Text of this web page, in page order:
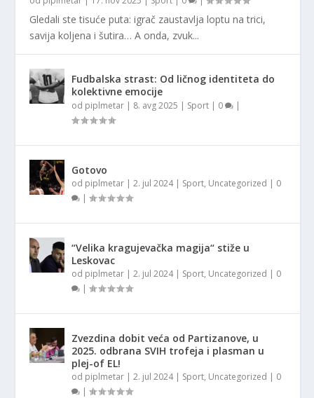
Gledali ste tisuće puta: igrač zaustavlja loptu na trici,
savija koljena i šutira… A onda, zvuk...
Fudbalska strast: Od ličnog identiteta do
kolektivne emocije
od piplmetar | 8. avg 2025 | Sport | 0 |
Gotovo
od piplmetar |2. jul 2024| Sport, Uncategorized | 0
|
“Velika kragujevačka magija“ stiže u
Leskovac
od piplmetar |2. jul 2024| Sport, Uncategorized | 0
|
Zvezdina dobit veća od Partizanove, u
2025. odbrana SVIH trofeja i plasman u
plej-of EL!
od piplmetar |2. jul 2024| Sport, Uncategorized | 0
|